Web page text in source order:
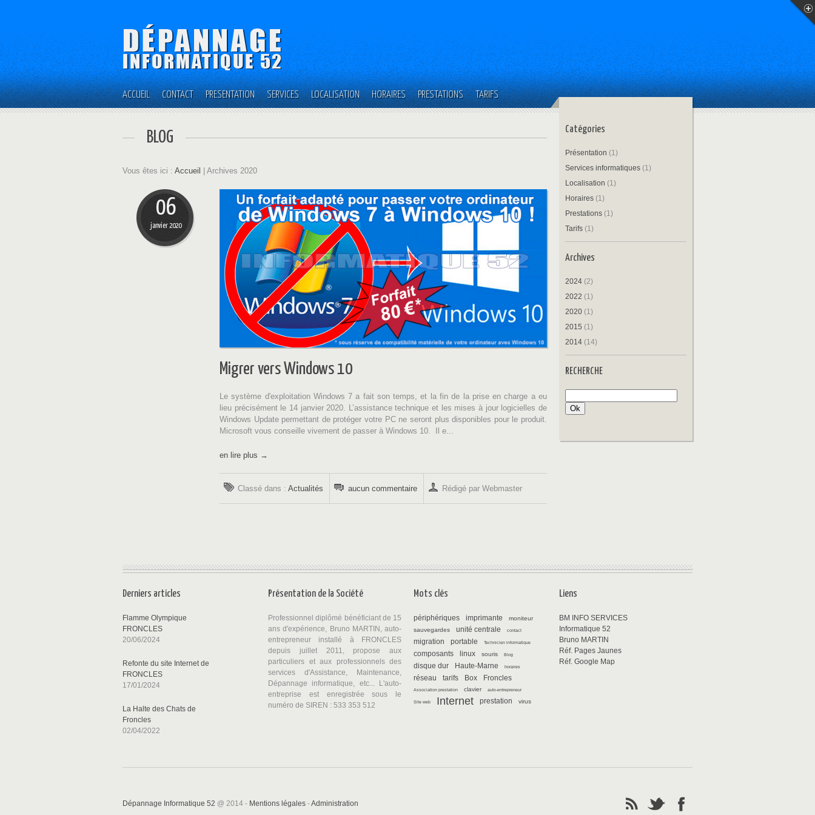
ACCUEIL CONTACT PRÉSENTATION SERVICES LOCALISATION HORAIRES PRESTATIONS TARIFS
BLOG
Vous êtes ici : Accueil | Archives 2020
06
janvier 2020
Migrer vers Windows 10
Le système d'exploitation Windows 7 a fait son temps, et la fin de la prise en charge a eu
lieu précisément le 14 janvier 2020. L’assistance technique et les mises à jour logicielles de
Windows Update permettant de protéger votre PC ne seront plus disponibles pour le produit.
Microsoft vous conseille vivement de passer à Windows 10. Il e...
en lire plus →
Classé dans : Actualités aucun commentaire Rédigé par Webmaster
Catégories
Présentation (1)
Services informatiques (1)
Localisation (1)
Horaires (1)
Prestations (1)
Tarifs (1)
Archives
2024 (2)
2022 (1)
2020 (1)
2015 (1)
2014 (14)
RECHERCHE
Derniers articles
Flamme Olympique
FRONCLES
20/06/2024
Refonte du site Internet de
FRONCLES
17/01/2024
La Halte des Chats de
Froncles
02/04/2022
Présentation de la Société
Professionnel diplômé bénéficiant de 15
ans d'expérience, Bruno MARTIN, auto-
entrepreneur installé à FRONCLES
depuis juillet 2011, propose aux
particuliers et aux professionnels des
services d'Assistance, Maintenance,
Dépannage informatique, etc... L'auto-
entreprise est enregistrée sous le
numéro de SIREN : 533 353 512
Mots clés
périphériques imprimante
moniteur
sauvegardes
unité centrale contact
migration portable Technicien informatique
composants linux souris Blog
disque dur Haute-Marne horaires
réseau tarifs Box Froncles
Association prestation clavier auto-entrepreneur
Site web Internet prestation virus
Liens
BM INFO SERVICES
Informatique 52
Bruno MARTIN
Réf. Pages Jaunes
Réf. Google Map
Dépannage Informatique 52 @ 2014 - Mentions légales -Administration